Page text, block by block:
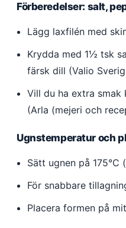
Förberedelser: salt,
Lägg laxfilén med
Krydda med 1½ tsk
färsk dill (Valio
Vill du ha extra
(Arla (mejeri och
Ugnstemperatur och
Sätt ugnen på
För snabbare
Placera formen på